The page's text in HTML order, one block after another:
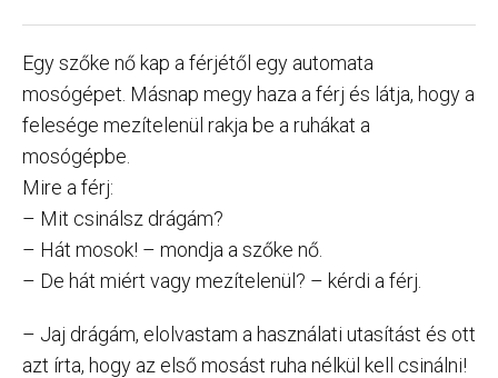
Egy szőke nő kap a férjétől egy automata
mosógépet. Másnap megy haza a férj és látja, hogy a
felesége mezítelenül rakja be a ruhákat a
mosógépbe.
Mire a férj:
– Mit csinálsz drágám?
– Hát mosok! – mondja a szőke nő.
– De hát miért vagy mezítelenül? – kérdi a férj.
– Jaj drágám, elolvastam a használati utasítást és ott
azt írta, hogy az első mosást ruha nélkül kell csinálni!